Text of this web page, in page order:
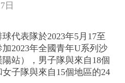
日
代表隊於2023年5月17至
2023年全國青年U系列沙
站），男子隊與來自18個
子隊與來自15個地區的24